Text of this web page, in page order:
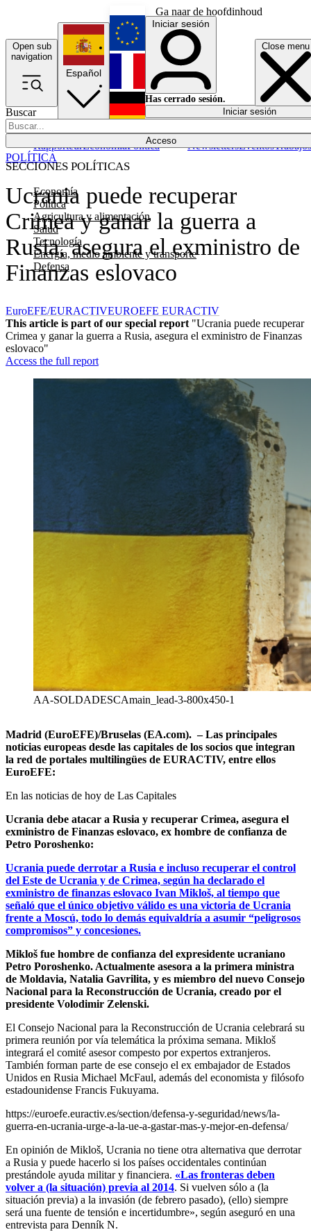
Ga naar de hoofdinhoud
Open sub
navigation
Close menu
Buscar
Acceso
SECCIONES POLÍTICAS
Economía
Política
Agricultura y alimentación
Salud
Tecnología
Energía, medio ambiente y transporte
Defensa
RapporteurEconomíaPolítica NewslettersEventosTrabajos
Español
English
Français
Iniciar sesión
Has cerrado sesión.
Iniciar sesión
Ucrania puede recuperar
Crimea y ganar la guerra a
Rusia, asegura el exministro de
Finanzas eslovaco
POLÍTICA
EuroEFE/EURACTIVEUROEFE EURACTIV
This article is part of our special report "Ucrania puede recuperar
Crimea y ganar la guerra a Rusia, asegura el exministro de Finanzas
eslovaco"
Access the full report
AA-SOLDADESCAmain_lead-3-800x450-1
Madrid (EuroEFE)/Bruselas (EA.com). – Las principales
noticias europeas desde las capitales de los socios que integran
la red de portales multilingües de EURACTIV, entre ellos
EuroEFE:
En las noticias de hoy de Las Capitales
Ucrania debe atacar a Rusia y recuperar Crimea, asegura el
exministro de Finanzas eslovaco, ex hombre de confianza de
Petro Poroshenko:
Ucrania puede derrotar a Rusia e incluso recuperar el control
del Este de Ucrania y de Crimea, según ha declarado el
exministro de finanzas eslovaco Ivan Mikloš, al tiempo que
señaló que el único objetivo válido es una victoria de Ucrania
frente a Moscú, todo lo demás equivaldría a asumir “peligrosos
compromisos” y concesiones.
Mikloš fue hombre de confianza del expresidente ucraniano
Petro Poroshenko. Actualmente asesora a la primera ministra
de Moldavia, Natalia Gavrilita, y es miembro del nuevo Consejo
Nacional para la Reconstrucción de Ucrania, creado por el
presidente Volodimir Zelenski.
El Consejo Nacional para la Reconstrucción de Ucrania celebrará su
primera reunión por vía telemática la próxima semana. Mikloš
integrará el comité asesor compesto por expertos extranjeros.
También forman parte de ese consejo el ex embajador de Estados
Unidos en Rusia Michael McFaul, además del economista y filósofo
estadounidense Francis Fukuyama.
https://euroefe.euractiv.es/section/defensa-y-seguridad/news/la-
guerra-en-ucrania-urge-a-la-ue-a-gastar-mas-y-mejor-en-defensa/
En opinión de Mikloš, Ucrania no tiene otra alternativa que derrotar
a Rusia y puede hacerlo si los países occidentales continúan
prestándole ayuda militar y financiera. «Las fronteras deben
volver a (la situación) previa al 2014. Si vuelven sólo a (la
situación previa) a la invasión (de febrero pasado), (ello) siempre
será una fuente de tensión e incertidumbre», según aseguró en una
entrevista para Denník N.